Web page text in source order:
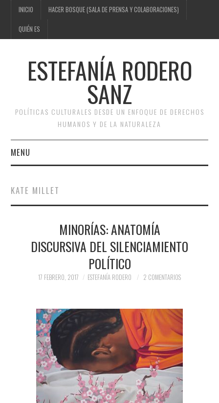
INICIO HACER BOSQUE (SALA DE PRENSA Y COLABORACIONES)
QUIÉN ES
ESTEFANÍA RODERO
SANZ
POLÍTICAS CULTURALES DESDE UN ENFOQUE DE DERECHOS
HUMANOS Y DE LA NATURALEZA
MENU
HACER BOSQUE (SALA DE
COLABORACIONES)
QUIÉN ES
KATE MILLET
MINORÍAS: ANATOMÍA
DISCURSIVA DEL SILENCIAMIENTO
POLÍTICO
17 FEBRERO, 2017 ESTEFANÍA RODERO 2 COMENTARIOS